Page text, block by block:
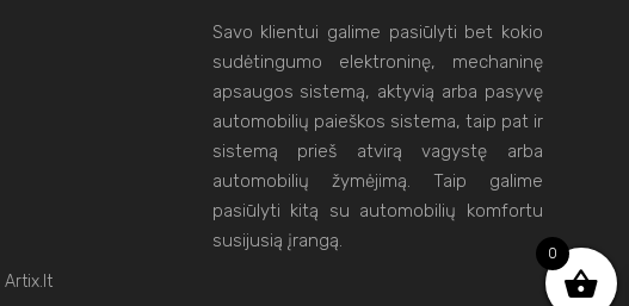
Savo klientui galime pasiūlyti bet kokio
sudėtingumo elektroninę, mechaninę
apsaugos sistemą, aktyvią arba pasyvę
automobilių paieškos sistema, taip pat ir
sistemą prieš atvirą vagystę arba
automobilių žymėjimą. Taip galime
pasiūlyti kitą su automobilių komfortu
susijusią įrangą.
Artix.lt
0